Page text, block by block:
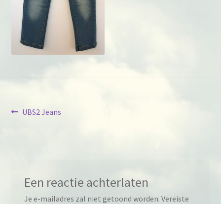
Berichtnavigatie
Previous
UBS2 Jeans
Een reactie achterlaten
Je e-mailadres zal niet getoond worden. Vereiste